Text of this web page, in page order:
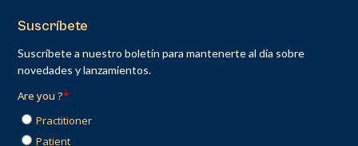
Suscríbete
Suscríbete a nuestro boletín para mantenerte al día sobre
novedades y lanzamientos.